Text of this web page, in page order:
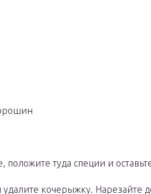
туда специи и
кочерыжку. Нарезайте